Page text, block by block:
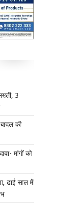
3
की
मांगों को
ढाई साल में